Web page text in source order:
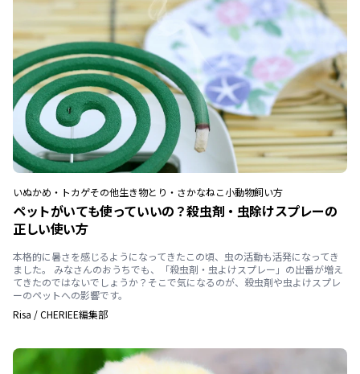
いぬかめ・トカゲその他生き物とり・さかなねこ小動物飼い方
ペットがいても使っていいの？殺虫剤・虫除けスプレーの
正しい使い方
本格的に暑さを感じるようになってきたこの頃、虫の活動も活発になってき
ました。 みなさんのおうちでも、「殺虫剤・虫よけスプレー」の出番が増え
てきたのではないでしょうか？そこで気になるのが、殺虫剤や虫よけスプレ
ーのペットへの影響です。
Risa /CHERIEE編集部